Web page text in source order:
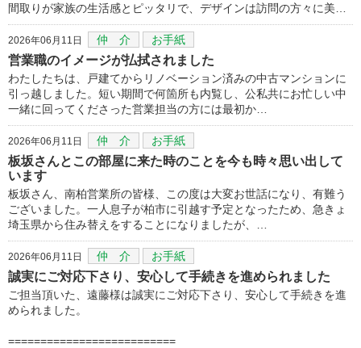
間取りが家族の生活感とピッタリで、デザインは訪問の方々に美…
2026年06月11日 仲 介 お手紙
営業職のイメージが払拭されました
わたしたちは、戸建てからリノベーション済みの中古マンションに
引っ越しました。短い期間で何箇所も内覧し、公私共にお忙しい中
一緒に回ってくださった営業担当の方には最初か…
2026年06月11日 仲 介 お手紙
板坂さんとこの部屋に来た時のことを今も時々思い出して
います
板坂さん、南柏営業所の皆様、この度は大変お世話になり、有難う
ございました。一人息子が柏市に引越す予定となったため、急きょ
埼玉県から住み替えをすることになりましたが、…
2026年06月11日 仲 介 お手紙
誠実にご対応下さり、安心して手続きを進められました
ご担当頂いた、遠藤様は誠実にご対応下さり、安心して手続きを進
められました。
==========================